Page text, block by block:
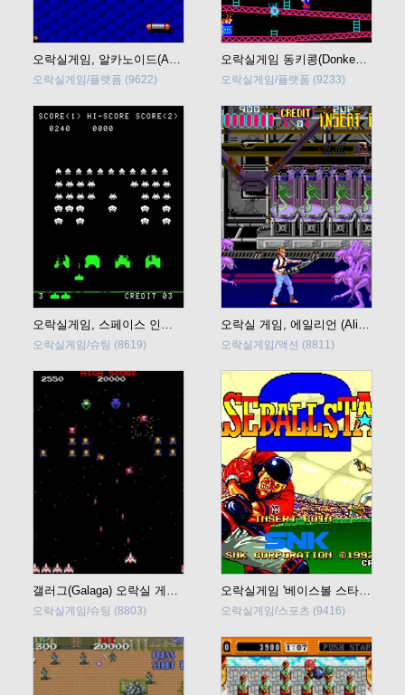
오락실게임, 알카노이드(Arkanoid, 벽돌깨기) 바로 플레이
오락실게임/플랫폼 (9622) 오락실게임/플랫폼 (9233)
오락실게임, 스페이스 인베이더(Space Invaders) 바로 플레이
오락실게임/슈팅 (8619)
오락실 게임, 에일리언 (Aliens) 바로 플레이
오락실게임/액션 (8811)
갤러그(Galaga) 오락실 게임, 바로 플레이
오락실게임/슈팅 (8803)
오락실게임 '베이스볼 스타즈 2' 실시간 플레이
오락실게임/스포츠 (9416)